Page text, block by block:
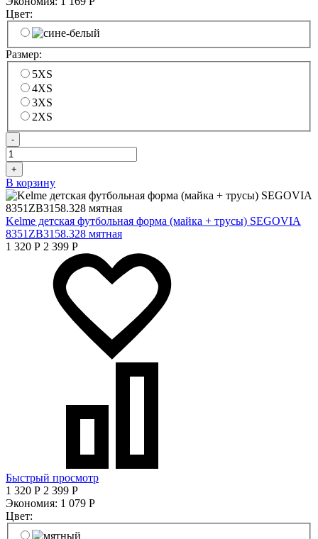
Цвет:
Размер:
5XS
4XS
3XS
2XS
-
+
В корзину
Kelme детская футбольная форма (майка + трусы) SEGOVIA
8351ZB3158.328 мятная
1 320 Р 2 399 Р
Быстрый просмотр
1 320 Р 2 399 Р
Экономия: 1 079 Р
Цвет: